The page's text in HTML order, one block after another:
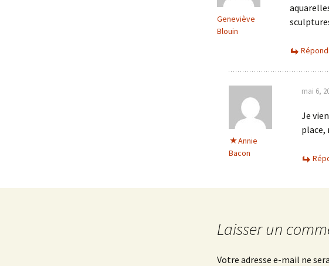
Geneviève
Blouin
Annie
Bacon
mai 6,
Je
place,
Laisser un
Votre adresse e-mail ne